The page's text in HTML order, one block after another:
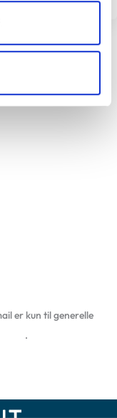
er kun til generelle
.